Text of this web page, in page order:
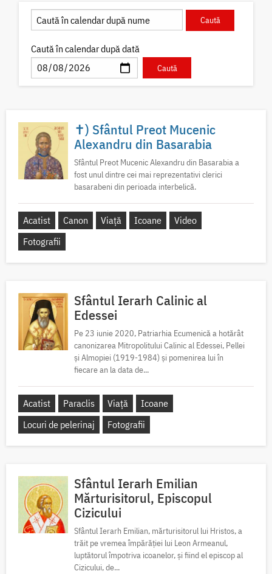
Caută în calendar după dată
✝) Sfântul Preot Mucenic
Alexandru din Basarabia
Sfântul Preot Mucenic Alexandru din Basarabia a
fost unul dintre cei mai reprezentativi clerici
basarabeni din perioada interbelică.
Acatist Canon Viață Icoane
Video
Fotografii
Sfântul Ierarh Calinic al
Edessei
Pe 23 iunie 2020, Patriarhia Ecumenică a hotărât
canonizarea Mitropolitului Calinic al Edessei, Pellei
și Almopiei (1919-1984) și pomenirea lui în
fiecare an la data de...
Acatist Paraclis Viață
Icoane
Locuri de pelerinaj
Fotografii
Sfântul Ierarh Emilian
Mărturisitorul, Episcopul
Cizicului
Sfântul Ierarh Emilian, mărturisitorul lui Hristos, a
trăit pe vremea împărăției lui Leon Armeanul,
luptătorul împotriva icoanelor, și fiind el episcop al
Cizicului, de...